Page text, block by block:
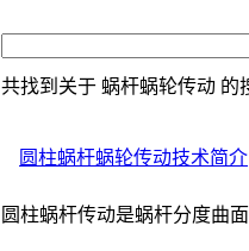
共找到关于 蜗杆蜗轮传动 的
圆柱蜗杆蜗轮传动技术简介
圆柱蜗杆传动是蜗杆分度曲